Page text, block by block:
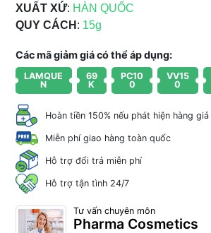
XUẤT XỨ: HÀN QUỐC
QUY CÁCH: 15g
Các mã giảm giá có thể áp dụng:
LAMQUE
N
69
K
PC10
0
VV15
0
Hoàn tiền 150% nếu phát hiện hàng giả
Miễn phí giao hàng toàn quốc
Hỗ trợ đổi trả miễn phí
Hỗ trợ tận tình 24/7
Tư vấn chuyên môn
Pharma Cosmetics